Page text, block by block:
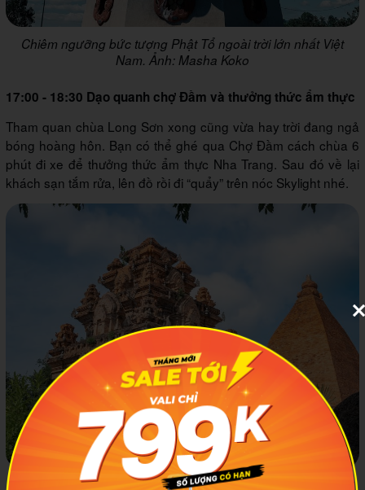
Chiêm ngưỡng bức tượng Phật Tổ ngoài trời lớn nhất Việt
Nam. Ảnh: Masha Koko
17:00 - 18:30 Dạo quanh chợ Đầm và thưởng thức ẩm thực
Tham quan chùa Long Sơn xong cũng vừa hay trời đang ngả
bóng hoàng hôn. Bạn có thể ghé qua Chợ Đầm cách chùa 6
phút đi xe để thưởng thức ẩm thực Nha Trang. Sau đó về lại
khách sạn tắm rửa, lên đồ rồi đi “quẩy” trên nóc Skylight nhé.
Nếu còn thời gian, bạn có thể đến tháp bà Ponagar trước khi